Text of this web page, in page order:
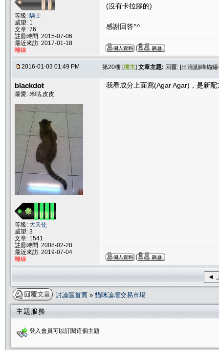
等級:騎士
威望: 1
文章: 76
註冊時間: 2015-07-06
最近來訪: 2017-01-18
離線
(沒有卡拉膠的)
感謝回答^^
2016-01-03 01:49 PM 第20樓 [樓主] 文章主題: 回覆: [出清]顛峰貓
blackdot
最愛: 米咕,皮皮
等級: 大天使
威望: 3
文章: 1541
註冊時間: 2008-02-28
最近來訪: 2019-07-04
離線
我看成分上面寫(Agar Agar)，是新配
◄
討論區首頁 » 貓咪論壇交易市場
主題服務
登入會員可以訂閱這個主題